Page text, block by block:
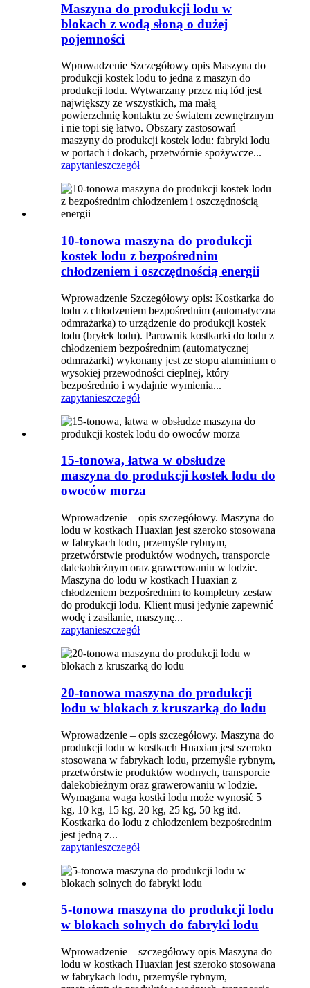
Maszyna do produkcji lodu w
blokach z wodą słoną o dużej
pojemności
Wprowadzenie Szczegółowy opis Maszyna do
produkcji kostek lodu to jedna z maszyn do
produkcji lodu. Wytwarzany przez nią lód jest
największy ze wszystkich, ma małą
powierzchnię kontaktu ze światem zewnętrznym
i nie topi się łatwo. Obszary zastosowań
maszyny do produkcji kostek lodu: fabryki lodu
w portach i dokach, przetwórnie spożywcze...
zapytanieszczegół
10-tonowa maszyna do produkcji
kostek lodu z bezpośrednim
chłodzeniem i oszczędnością energii
Wprowadzenie Szczegółowy opis: Kostkarka do
lodu z chłodzeniem bezpośrednim (automatyczna
odmrażarka) to urządzenie do produkcji kostek
lodu (bryłek lodu). Parownik kostkarki do lodu z
chłodzeniem bezpośrednim (automatycznej
odmrażarki) wykonany jest ze stopu aluminium o
wysokiej przewodności cieplnej, który
bezpośrednio i wydajnie wymienia...
zapytanieszczegół
15-tonowa, łatwa w obsłudze
maszyna do produkcji kostek lodu do
owoców morza
Wprowadzenie – opis szczegółowy. Maszyna do
lodu w kostkach Huaxian jest szeroko stosowana
w fabrykach lodu, przemyśle rybnym,
przetwórstwie produktów wodnych, transporcie
dalekobieżnym oraz grawerowaniu w lodzie.
Maszyna do lodu w kostkach Huaxian z
chłodzeniem bezpośrednim to kompletny zestaw
do produkcji lodu. Klient musi jedynie zapewnić
wodę i zasilanie, maszynę...
zapytanieszczegół
20-tonowa maszyna do produkcji
lodu w blokach z kruszarką do lodu
Wprowadzenie – opis szczegółowy. Maszyna do
produkcji lodu w kostkach Huaxian jest szeroko
stosowana w fabrykach lodu, przemyśle rybnym,
przetwórstwie produktów wodnych, transporcie
dalekobieżnym oraz grawerowaniu w lodzie.
Wymagana waga kostki lodu może wynosić 5
kg, 10 kg, 15 kg, 20 kg, 25 kg, 50 kg itd.
Kostkarka do lodu z chłodzeniem bezpośrednim
jest jedną z...
zapytanieszczegół
5-tonowa maszyna do produkcji lodu
w blokach solnych do fabryki lodu
Wprowadzenie – szczegółowy opis Maszyna do
lodu w kostkach Huaxian jest szeroko stosowana
w fabrykach lodu, przemyśle rybnym,